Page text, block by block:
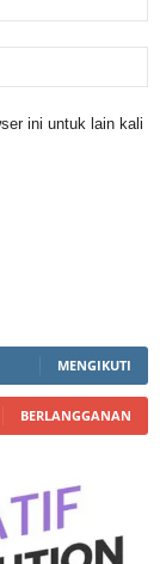
ini untuk lain kali
MENGIKUTI
BERLANGGANAN